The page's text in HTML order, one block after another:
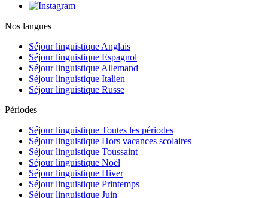
Nos langues
Séjour linguistique Anglais
Séjour linguistique Espagnol
Séjour linguistique Allemand
Séjour linguistique Italien
Séjour linguistique Russe
Périodes
Séjour linguistique Toutes les périodes
Séjour linguistique Hors vacances scolaires
Séjour linguistique Toussaint
Séjour linguistique Noël
Séjour linguistique Hiver
Séjour linguistique Printemps
Séjour linguistique Juin